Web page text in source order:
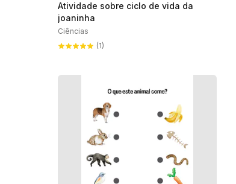
Atividade sobre ciclo de vida da
joaninha
Ciências
(1)